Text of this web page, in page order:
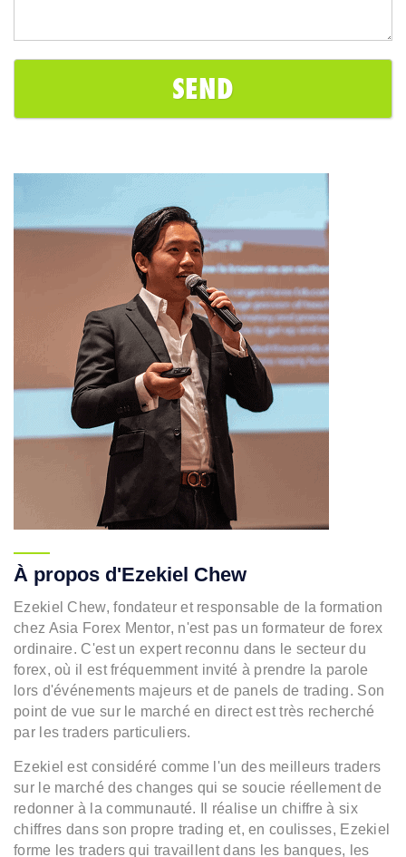
À propos d'Ezekiel Chew
Ezekiel Chew, fondateur et responsable de la formation
chez Asia Forex Mentor, n'est pas un formateur de forex
ordinaire. C'est un expert reconnu dans le secteur du
forex, où il est fréquemment invité à prendre la parole
lors d'événements majeurs et de panels de trading. Son
point de vue sur le marché en direct est très recherché
par les traders particuliers.
Ezekiel est considéré comme l'un des meilleurs traders
sur le marché des changes qui se soucie réellement de
redonner à la communauté. Il réalise un chiffre à six
chiffres dans son propre trading et, en coulisses, Ezekiel
forme les traders qui travaillent dans les banques, les